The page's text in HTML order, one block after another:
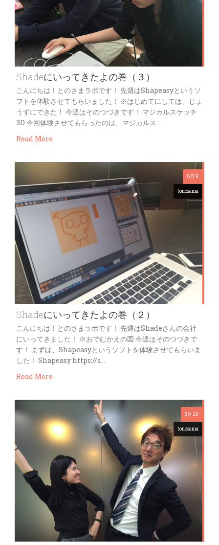
Shadeにいってきたよの巻（３）
こんにちは！とのさまラボです！ 先週はShapeasyというソ
フトを体験させてもらいました！ ※はじめてにしては、じょ
うずにできた！ 今週はそのつづきです！ マジカルスケッチ
3D 今回体験させてもらったのは、マジカルス…
Read More
6月 9
tonosama
Shadeにいってきたよの巻（２）
こんにちは！とのさまラボです！ 先週はShadeさんの会社
にいってきました！ ※おでむかえの図 今週はそのつづきで
す！ まずは、Shapeasyというソフトを体験させてもらいま
した！ Shapeasy https://s…
Read More
5月 25
tonosama